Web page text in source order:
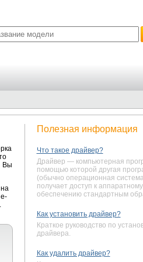
Вы
Полезная информация
Что такое драйвер?
Драйвер — компьютерная
помощью которой другая
(обычно операционная
получает доступ к аппаратному
обеспечению стандартным
Как установить драйвер?
Краткое руководство по
драйвера.
Как удалить драйвер?